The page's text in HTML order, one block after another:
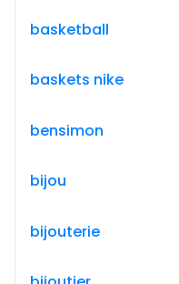
basketball
baskets nike
bensimon
bijou
bijouterie